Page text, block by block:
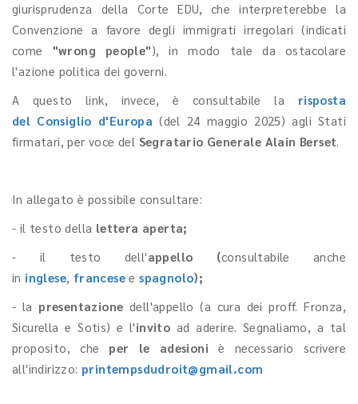
giurisprudenza della Corte EDU, che interpreterebbe la
Convenzione a favore degli immigrati irregolari (indicati
come "wrong people"), in modo tale da ostacolare
l'azione politica dei governi.
A questo link, invece, è consultabile la risposta
del Consiglio d'Europa (del 24 maggio 2025) agli Stati
firmatari, per voce del Segratario Generale Alain Berset.
In allegato è possibile consultare:
- il testo della lettera aperta;
- il testo dell'appello (consultabile anche
in inglese, francese espagnolo);
- la presentazione dell'appello (a cura dei proff. Fronza,
Sicurella e Sotis) e l'invito ad aderire. Segnaliamo, a tal
proposito, che per le adesioniè necessario scrivere
all'indirizzo: printempsdudroit@gmail.com